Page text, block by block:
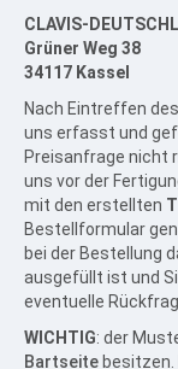
CLAVIS-
Grüner Weg 38
34117 Kassel
Nach Eintreffen
uns erfasst und
Preisanfrage nicht
uns vor der
mit den erstellten
Bestellformular
bei der Bestellung
ausgefüllt ist und
eventuelle
WICHTIG: der
Bartseitebesitzen.